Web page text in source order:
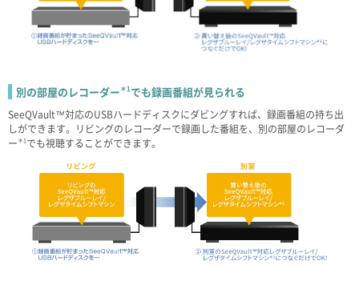
別の部屋のレコーダー＊1でも録画番組が見られる
SeeQVault™対応のUSBハードディスクにダビングすれば、録画番組の持ち出
しができます。リビングのレコーダーで録画した番組を、別の部屋のレコーダ
ー ＊1 でも視聴することができます。